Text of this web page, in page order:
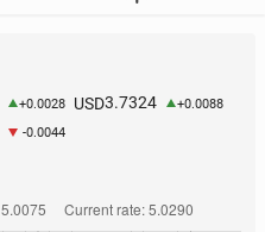
+0.0028 USD3.7324 +0.0088
-0.0044